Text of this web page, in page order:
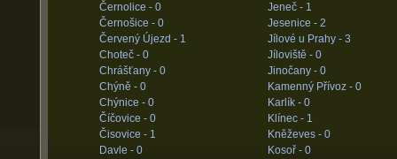
Černolice - 0
Černošice - 0
Červený Újezd - 1
Choteč - 0
Chrášťany - 0
Chýně - 0
Chýnice - 0
Číčovice - 0
Čisovice - 1
Davle - 0
Jeneč - 1
Jesenice - 2
Jílové u Prahy - 3
Jíloviště - 0
Jinočany - 0
Kamenný Přívoz - 0
Karlík - 0
Klínec - 1
Kněževes - 0
Kosoř - 0